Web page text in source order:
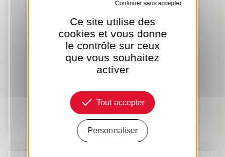
UNION NATIONALE DES
RETRAITES ET PERSONNES AGEES
– UNRPA
Les Sables-D'Olonne
personnes âgées les informer sur leur droit et
les accompagner en toute circonstance.
EN SAVOIR PLUS...
Ce site utilise des
cookies et vous donne
le contrôle sur ceux
que vous souhaitez
activer
Tout accepter
Tout refuser
Personnaliser